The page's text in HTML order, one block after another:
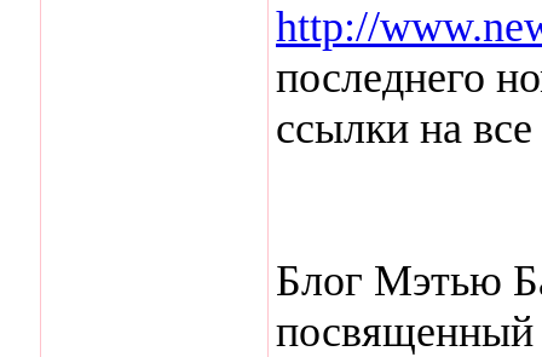
http://
последнего
ссылки на
Блог Мэтью
посвященный